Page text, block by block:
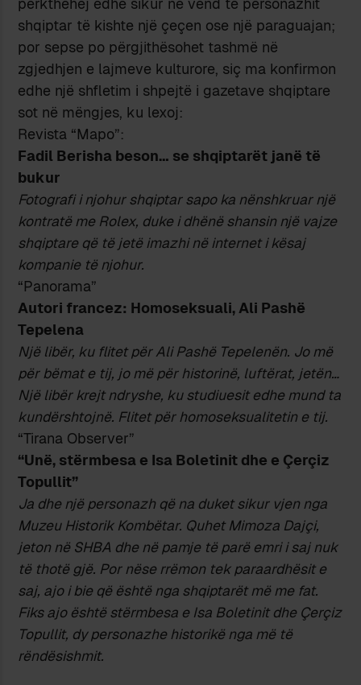
shqiptar të kishte një çeçen ose një paraguajan;
por sepse po përgjithësohet tashmë në
zgjedhjen e lajmeve kulturore, siç ma konfirmon
edhe një shfletim i shpejtë i gazetave shqiptare
sot në mëngjes, ku lexoj:
Revista “Mapo”:
Fadil Berisha beson… se shqiptarët janë të
bukur
Fotografi i njohur shqiptar sapo ka nënshkruar një
kontratë me Rolex, duke i dhënë shansin një vajze
shqiptare që të jetë imazhi në internet i kësaj
kompanie të njohur.
“Panorama”
Autori francez: Homoseksuali, Ali Pashë
Tepelena
Një libër, ku flitet për Ali Pashë Tepelenën. Jo më
për bëmat e tij, jo më për historinë, luftërat, jetën…
Një libër krejt ndryshe, ku studiuesit edhe mund ta
kundërshtojnë. Flitet për homoseksualitetin e tij.
“Tirana Observer”
“Unë, stërmbesa e Isa Boletinit dhe e Çerçiz
Topullit”
Ja dhe një personazh që na duket sikur vjen nga
Muzeu Historik Kombëtar. Quhet Mimoza Dajçi,
jeton në SHBA dhe në pamje të parë emri i saj nuk
të thotë gjë. Por nëse rrëmon tek paraardhësit e
saj, ajo i bie që është nga shqiptarët më me fat.
Fiks ajo është stërmbesa e Isa Boletinit dhe Çerçiz
Topullit, dy personazhe historikë nga më të
rëndësishmit.